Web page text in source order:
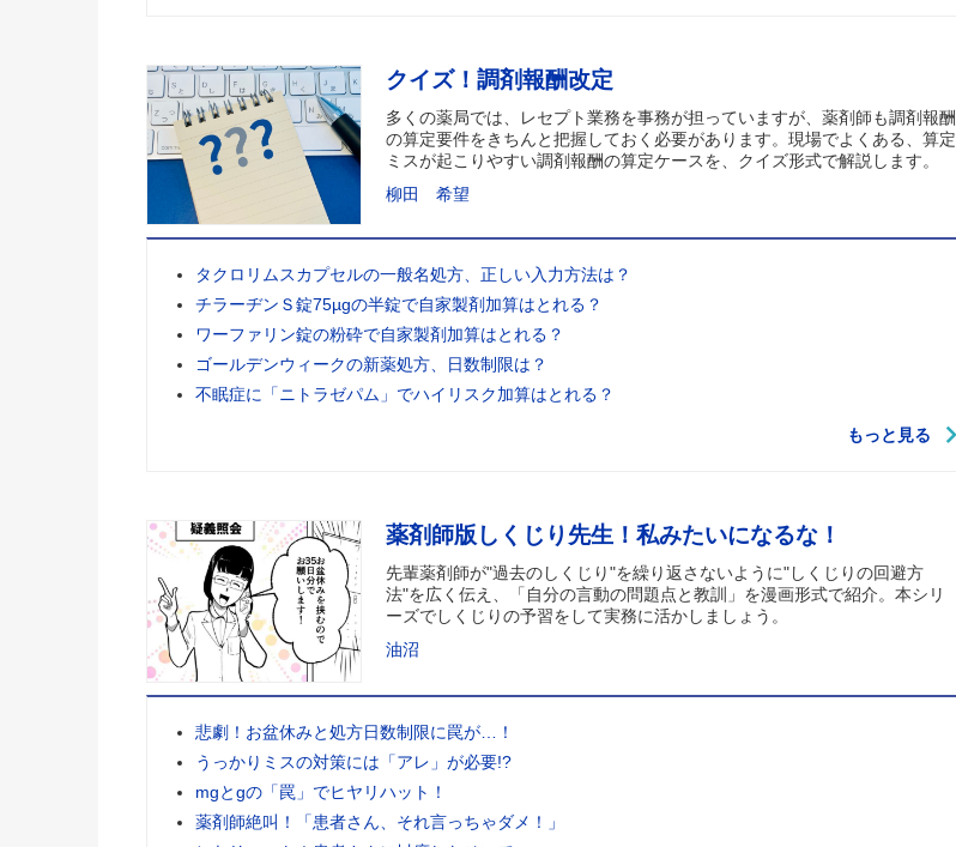
クイズ！調剤報酬改定
多くの薬局では、レセプト業務を事務が担っていますが、薬剤師も調剤報酬
の算定要件をきちんと把握しておく必要があります。現場でよくある、算定
ミスが起こりやすい調剤報酬の算定ケースを、クイズ形式で解説します。
柳田 希望
タクロリムスカプセルの一般名処方、正しい入力方法は？
チラーヂンＳ錠75µgの半錠で自家製剤加算はとれる？
ワーファリン錠の粉砕で自家製剤加算はとれる？
ゴールデンウィークの新薬処方、日数制限は？
不眠症に「ニトラゼパム」でハイリスク加算はとれる？
もっと見る
薬剤師版しくじり先生！私みたいになるな！
先輩薬剤師が"過去のしくじり"を繰り返さないように"しくじりの回避方
法"を広く伝え、「自分の言動の問題点と教訓」を漫画形式で紹介。本シリ
ーズでしくじりの予習をして実務に活かしましょう。
油沼
悲劇！お盆休みと処方日数制限に罠が…！
うっかりミスの対策には「アレ」が必要!?
mgとgの「罠」でヒヤリハット！
薬剤師絶叫！「患者さん、それ言っちゃダメ！」